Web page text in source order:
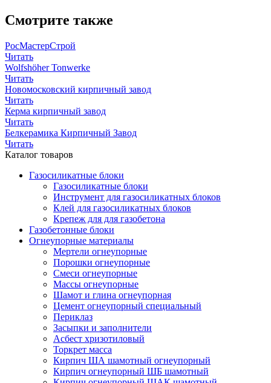
Смотрите также
РосМастерСтрой
Читать
Wolfshöher Tonwerke
Читать
Новомосковский кирпичный завод
Читать
Керма кирпичный завод
Читать
Белкерамика Кирпичный Завод
Читать
Каталог товаров
Газосиликатные блоки
Газосиликатные блоки
Инструмент для газосиликатных блоков
Клей для газосиликатных блоков
Крепеж для для газобетона
Газобетонные блоки
Огнеупорные материалы
Мертели огнеупорные
Порошки огнеупорные
Смеси огнеупорные
Массы огнеупорные
Шамот и глина огнеупорная
Цемент огнеупорный специальный
Периклаз
Засыпки и заполнители
Асбест хризотиловый
Торкрет масса
Кирпич ША шамотный огнеупорный
Кирпич огнеупорный ШБ шамотный